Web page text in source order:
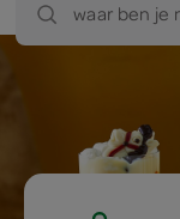
waar ben je